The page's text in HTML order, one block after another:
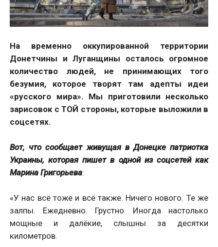
На временно оккупированной территории
Донетчины и Луганщины осталось огромное
количество людей, не принимающих того
безумия, которое творят там адепты идеи
«русского мира». Мы приготовили несколько
зарисовок с ТОЙ стороны, которые выложили в
соцсетях.
Вот, что сообщает живущая в Донецке патриотка
Украины, которая пишет в одной из соцсетей как
Марина Григорьева:
«У нас всё тоже и всё также. Ничего нового. Те же
залпы. Ежедневно. Грустно. Иногда настолько
мощные и далёкие, слышны за десятки
километров.